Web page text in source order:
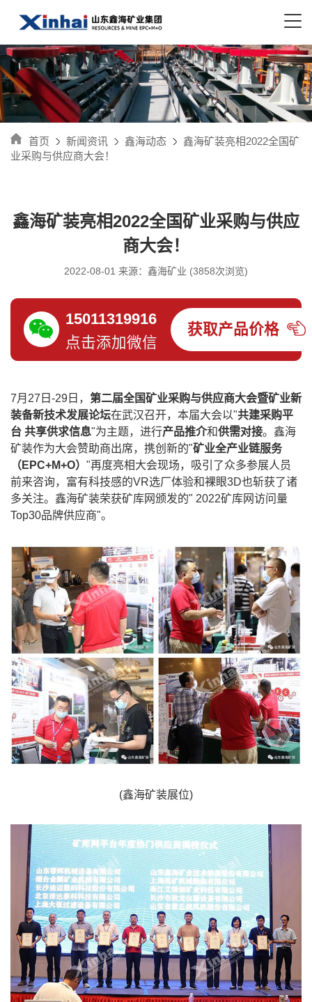
首页 新闻资讯 鑫海动态
鑫海矿装亮相2022全国矿
业采购与供应商大会！
鑫海矿装亮相2022全国矿业采购与供应
商大会！
2022-08-01 来源：鑫海矿业 (3858次浏览)
15011319916
点击添加微信
获取产品价格
7月27日-29日， 第二届全国矿业采购与供应商大会暨矿业新
装备新技术发展论坛在武汉召开，本届大会以"共建采购平
台 共享供求信息"为主题，进行产品推介和供需对接。鑫海
矿装作为大会赞助商出席，携创新的"矿业全产业链服务
（EPC+M+O） "再度亮相大会现场，吸引了众多参展人员
前来咨询，富有科技感的VR选厂体验和裸眼3D也斩获了诸
多关注。鑫海矿装荣获矿库网颁发的" 2022矿库网访问量
Top30品牌供应商"。
(鑫海矿装展位)